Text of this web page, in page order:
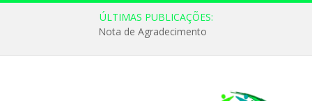
ÚLTIMAS PUBLICAÇÕES:
Nota de Agradecimento